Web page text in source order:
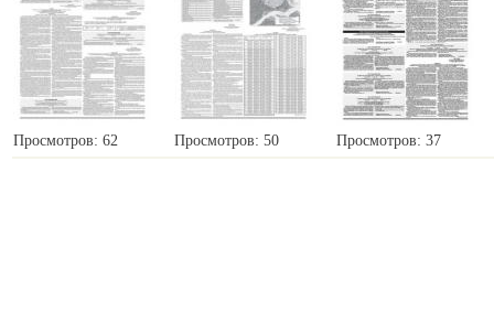
Просмотров: 62 Просмотров: 50 Просмотров: 37